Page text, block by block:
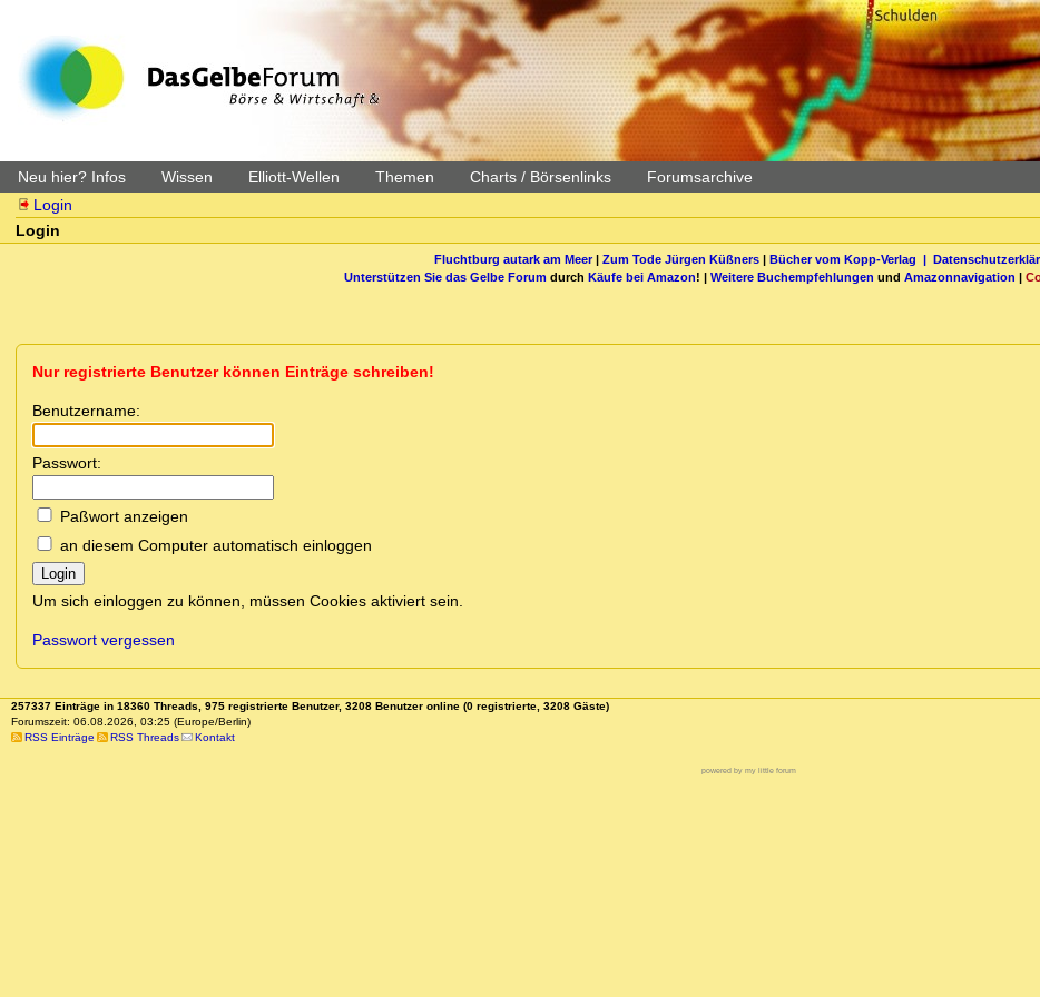
Neu hier? Infos Wissen Elliott-Wellen Themen Charts / Börsenlinks Forumsarchive
Login
Login
Fluchtburg autark am Meer| Zum Tode Jürgen Küßners| Bücher vom Kopp-Verlag |
Unterstützen Sie das Gelbe Forum durch Käufe bei Amazon! | Weitere Buchempfehlungen und Amazonnavigation |
Nur registrierte Benutzer können Einträge schreiben!
Benutzername:
Passwort:
Paßwort anzeigen
an diesem Computer automatisch einloggen
Login
Um sich einloggen zu können, müssen Cookies aktiviert sein.
Passwort vergessen
257337 Einträge in 18360 Threads, 975 registrierte Benutzer, 3208 Benutzer online (0 registrierte, 3208 Gäste)
Forumszeit: 06.08.2026, 03:25 (Europe/Berlin)
RSS Einträge
RSS Threads Kontakt
powered by my little forum